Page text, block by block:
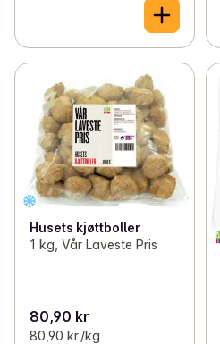
Husets kjøttboller
1 kg, Vår Laveste Pris
80,90 kr
80,90 kr /kg